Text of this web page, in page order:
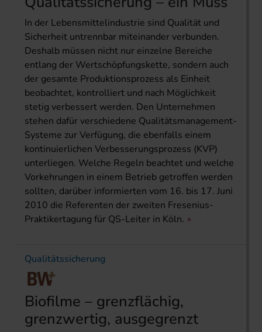
In der Lebensmittelindustrie sind Qualität und
Sicherheit untrennbar miteinander verbunden.
Deshalb müssen nicht nur einzelne Bereiche
entlang der Wertschöpfungskette, sondern auch
der gesamte Produktionsprozess als Einheit
beobachtet, kontrolliert und nach Möglichkeit
stetig verbessert werden. Den Unternehmen
stehen dafür verschiedene Qualitätsmanagement-
Systeme zur Verfügung, die ebenfalls einem
kontinuierlichen Verbesserungsprozess (KVP)
unterliegen. Welche Regeln beachtet und welche
Vorkehrungen in einem Betrieb getroffen werden
sollten, darüber informierten vom 16. bis 17. Juni
2010 die Referenten der zweiten Fresenius-
Praktikertagung für QS-Leiter in Köln.
Qualitätssicherung
Biofilme – grenzflächig,
grenzwertig, ausgegrenzt